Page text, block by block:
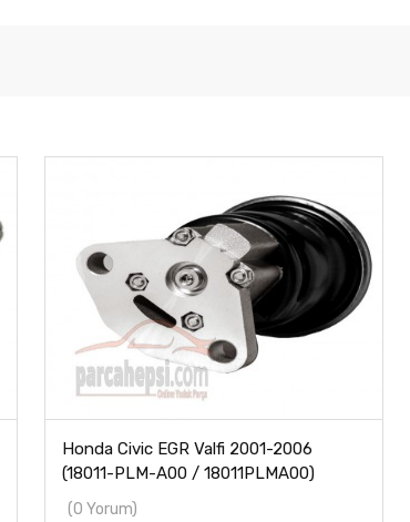
Honda Civic EGR Valfi 2001-2006
(18011-PLM-A00 / 18011PLMA00)
(0 Yorum)